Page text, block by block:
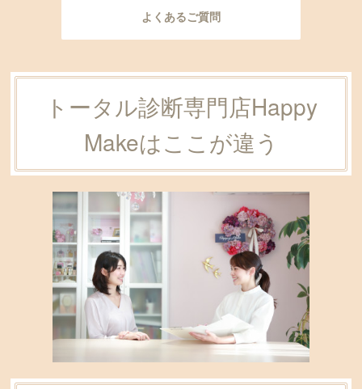
よくあるご質問
トータル診断専門店Happy
Makeはここが違う